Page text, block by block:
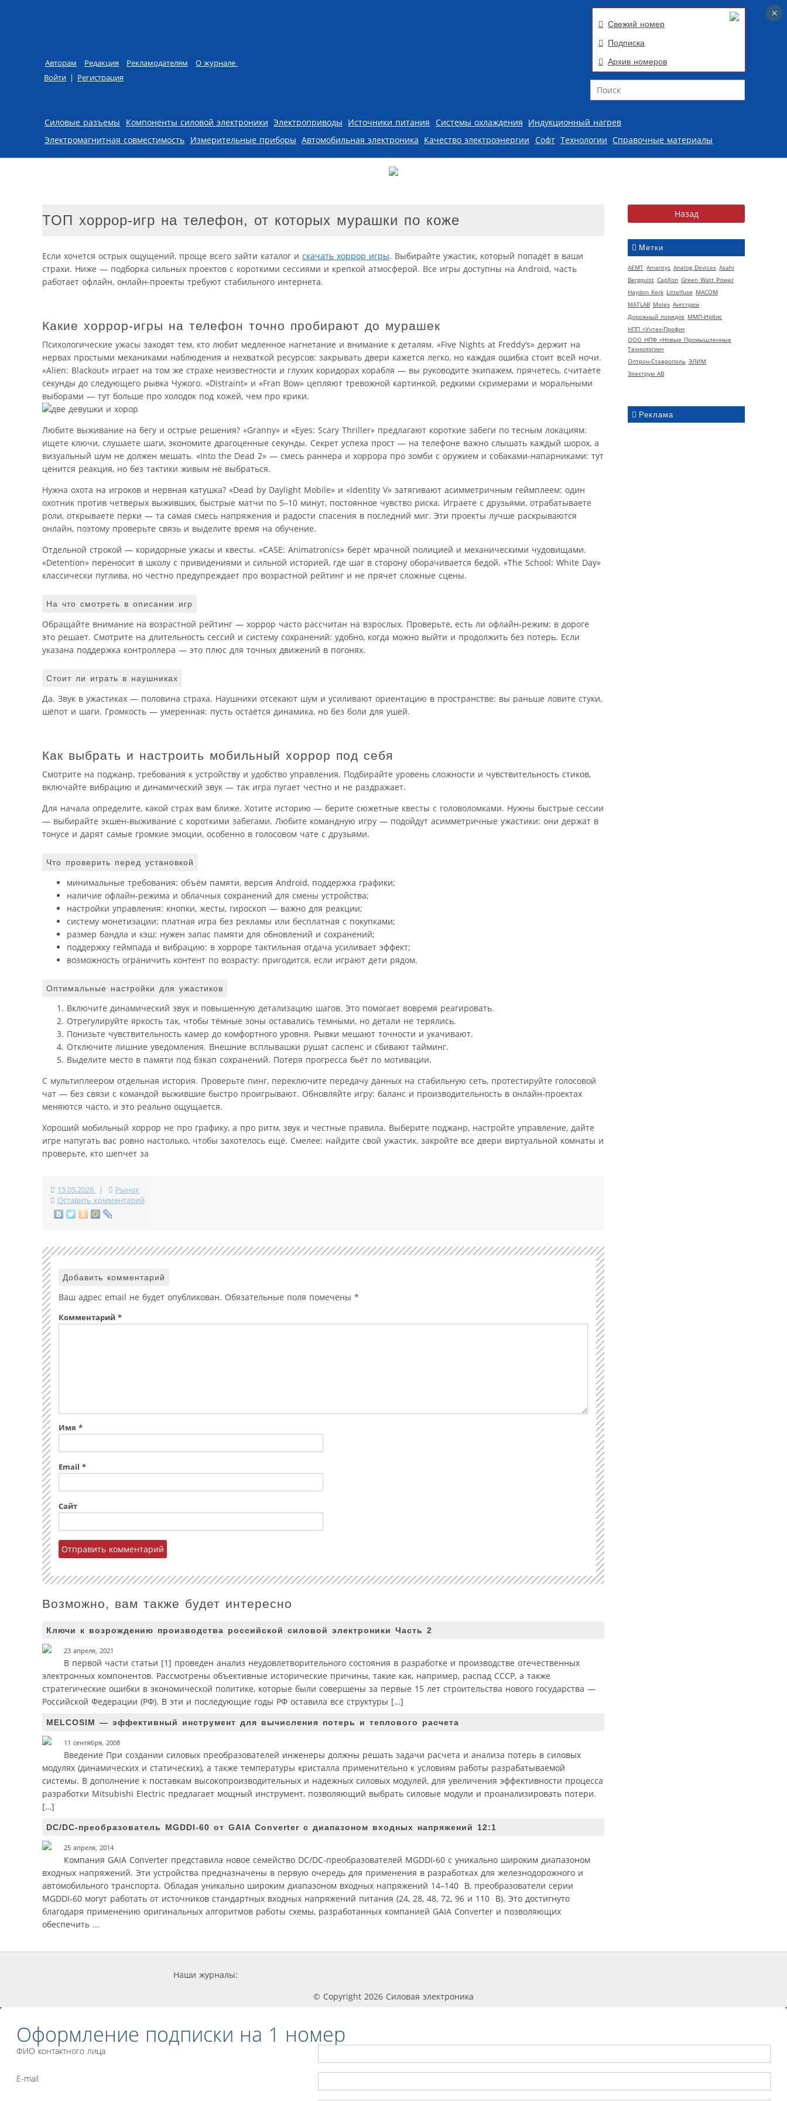
Авторам Редакция Рекламодателям
О журнале
Войти | Регистрация
Свежий номер
Подписка
Архив номеров
Поиск
Skip to content
Силовые разъемы Компоненты силовой электроники Электроприводы Источники питания Системы охлаждения Индукционный нагрев
Электромагнитная совместимость Измерительные приборы Автомобильная электроника Качество электроэнергии Софт Технологии Справочные материалы
Метки
AEMT Amantys Analog Devices Asahi
Bergquist CapXon Green Watt Power
Haydon Kerk Littelfuse MACOM
MATLAB Molex Ангстрем
Дорожный порядок ММП-Ирбис
НПП «Учтех-Профи»
ООО НПФ «Новые Промышленные
Технологии»
Оптрон-Ставрополь ЭЛИМ
Электрум АВ
Реклама
ТОП хоррор-игр на телефон, от которых мурашки по коже
Если хочется острых ощущений, проще всего зайти каталог и скачать хоррор игры. Выбирайте ужастик, который попадёт в ваши
страхи. Ниже — подборка сильных проектов с короткими сессиями и крепкой атмосферой. Все игры доступны на Android, часть
работает офлайн, онлайн-проекты требуют стабильного интернета.
Какие хоррор-игры на телефон точно пробирают до мурашек
Психологические ужасы заходят тем, кто любит медленное нагнетание и внимание к деталям. «Five Nights at Freddy’s» держит на
нервах простыми механиками наблюдения и нехваткой ресурсов: закрывать двери кажется легко, но каждая ошибка стоит всей ночи.
«Alien: Blackout» играет на том же страхе неизвестности и глухих коридорах корабля — вы руководите экипажем, прячетесь, считаете
секунды до следующего рывка Чужого. «Distraint» и «Fran Bow» цепляют тревожной картинкой, редкими скримерами и моральными
выборами — тут больше про холодок под кожей, чем про крики.
Любите выживание на бегу и острые решения? «Granny» и «Eyes: Scary Thriller» предлагают короткие забеги по тесным локациям:
ищете ключи, слушаете шаги, экономите драгоценные секунды. Секрет успеха прост — на телефоне важно слышать каждый шорох, а
визуальный шум не должен мешать. «Into the Dead 2» — смесь раннера и хоррора про зомби с оружием и собаками-напарниками: тут
ценится реакция, но без тактики живым не выбраться.
Нужна охота на игроков и нервная катушка? «Dead by Daylight Mobile» и «Identity V» затягивают асимметричным геймплеем: один
охотник против четверых выживших, быстрые матчи по 5–10 минут, постоянное чувство риска. Играете с друзьями, отрабатываете
роли, открываете перки — та самая смесь напряжения и радости спасения в последний миг. Эти проекты лучше раскрываются
онлайн, поэтому проверьте связь и выделите время на обучение.
Отдельной строкой — коридорные ужасы и квесты. «CASE: Animatronics» берёт мрачной полицией и механическими чудовищами.
«Detention» переносит в школу с привидениями и сильной историей, где шаг в сторону оборачивается бедой. «The School: White Day»
классически пуглива, но честно предупреждает про возрастной рейтинг и не прячет сложные сцены.
На что смотреть в описании игр
Обращайте внимание на возрастной рейтинг — хоррор часто рассчитан на взрослых. Проверьте, есть ли офлайн‑режим: в дороге
это решает. Смотрите на длительность сессий и систему сохранений: удобно, когда можно выйти и продолжить без потерь. Если
указана поддержка контроллера — это плюс для точных движений в погонях.
Стоит ли играть в наушниках
Да. Звук в ужастиках — половина страха. Наушники отсекают шум и усиливают ориентацию в пространстве: вы раньше ловите стуки,
шёпот и шаги. Громкость — умеренная: пусть остаётся динамика, но без боли для ушей.
Как выбрать и настроить мобильный хоррор под себя
Смотрите на поджанр, требования к устройству и удобство управления. Подбирайте уровень сложности и чувствительность стиков,
включайте вибрацию и динамический звук — так игра пугает честно и не раздражает.
Для начала определите, какой страх вам ближе. Хотите историю — берите сюжетные квесты с головоломками. Нужны быстрые сессии
— выбирайте экшен‑выживание с короткими забегами. Любите командную игру — подойдут асимметричные ужастики: они держат в
тонусе и дарят самые громкие эмоции, особенно в голосовом чате с друзьями.
Что проверить перед установкой
минимальные требования: объём памяти, версия Android, поддержка графики;
наличие офлайн‑режима и облачных сохранений для смены устройства;
настройки управления: кнопки, жесты, гироскоп — важно для реакции;
систему монетизации: платная игра без рекламы или бесплатная с покупками;
размер бандла и кэш: нужен запас памяти для обновлений и сохранений;
поддержку геймпада и вибрацию: в хорроре тактильная отдача усиливает эффект;
возможность ограничить контент по возрасту: пригодится, если играют дети рядом.
Оптимальные настройки для ужастиков
Включите динамический звук и повышенную детализацию шагов. Это помогает вовремя реагировать.
Отрегулируйте яркость так, чтобы тёмные зоны оставались тёмными, но детали не терялись.
Понизьте чувствительность камер до комфортного уровня. Рывки мешают точности и укачивают.
Отключите лишние уведомления. Внешние всплывашки рушат саспенс и сбивают тайминг.
Выделите место в памяти под бэкап сохранений. Потеря прогресса бьёт по мотивации.
С мультиплеером отдельная история. Проверьте пинг, переключите передачу данных на стабильную сеть, протестируйте голосовой
чат — без связи с командой выжившие быстро проигрывают. Обновляйте игру: баланс и производительность в онлайн‑проектах
меняются часто, и это реально ощущается.
Хороший мобильный хоррор не про графику, а про ритм, звук и честные правила. Выберите поджанр, настройте управление, дайте
игре напугать вас ровно настолько, чтобы захотелось ещё. Смелее: найдите свой ужастик, закройте все двери виртуальной комнаты и
проверьте, кто шепчет за
15.05.2026
Рынок
Оставить комментарий
Добавить комментарий
Ваш адрес email не будет опубликован. Обязательные поля помечены *
Комментарий *
Имя *
Email *
Сайт
Возможно, вам также будет интересно
Ключи к возрождению производства российской силовой электроники Часть 2
23 апреля, 2021
В первой части статьи [1] проведен анализ неудовлетворительного состояния в разработке и производстве отечественных
электронных компонентов. Рассмотрены объективные исторические причины, такие как, например, распад СССР, а также
стратегические ошибки в экономической политике, которые были совершены за первые 15 лет строительства нового государства —
Российской Федерации (РФ). В эти и последующие годы РФ оставила все структуры […]
MELCOSIM — эффективный инструмент для вычисления потерь и теплового расчета
11 сентября, 2008
Введение При создании силовых преобразователей инженеры должны решать задачи расчета и анализа потерь в силовых
модулях (динамических и статических), а также температуры кристалла применительно к условиям работы разрабатываемой
системы. В дополнение к поставкам высокопроизводительных и надежных силовых модулей, для увеличения эффективности процесса
разработки Mitsubishi Electric предлагает мощный инструмент, позволяющий выбрать силовые модули и проанализировать потери.
[…]
DC/DC-преобразователь MGDDI-60 от GAIA Converter с диапазоном входных напряжений 12:1
25 апреля, 2014
Компания GAIA Converter представила новое семейство DC/DC-преобразователей MGDDI-60 с уникально широким диапазоном
входных напряжений. Эти устройства предназначены в первую очередь для применения в разработках для железнодорожного и
автомобильного транспорта. Обладая уникально широким диапазоном входных напряжений 14–140 В, преобразователи серии
MGDDI-60 могут работать от источников стандартных входных напряжений питания (24, 28, 48, 72, 96 и 110 В). Это достигнуто
благодаря применению оригинальных алгоритмов работы схемы, разработанных компанией GAIA Converter и позволяющих
обеспечить ...
Наши журналы:
© Copyright 2026 Силовая электроника
Оформление подписки на 1 номер
ФИО контактного лица
E-mail
×
×